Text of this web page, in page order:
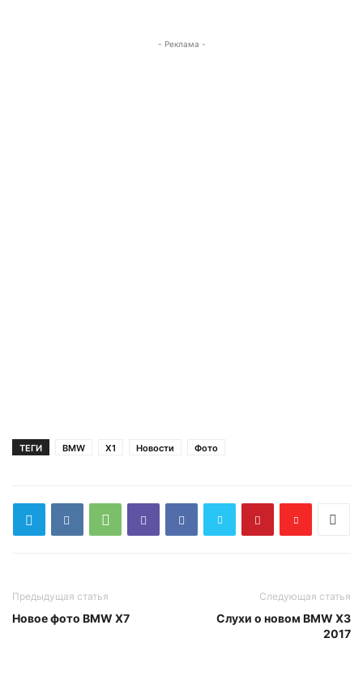
- Реклама -
ТЕГИ BMW X1 Новости Фото
Предыдущая статья
Новое фото BMW X7
Следующая статья
Слухи о новом BMW X3
2017